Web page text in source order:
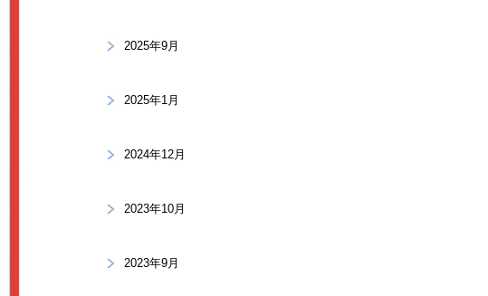
2025年9月
2025年1月
2024年12月
2023年10月
2023年9月